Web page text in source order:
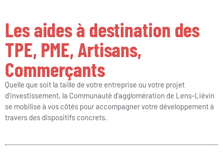
Les aides à destination des
TPE, PME, Artisans,
Commerçants
Quelle que soit la taille de votre entreprise ou votre projet
d’investissement, la Communauté d’agglomération de Lens-Liévin
se mobilise à vos côtés pour accompagner votre développement à
travers des dispositifs concrets.